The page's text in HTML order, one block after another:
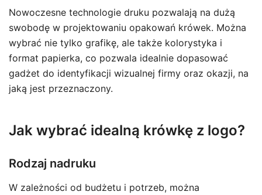
Nowoczesne technologie druku pozwalają na dużą
swobodę w projektowaniu opakowań krówek. Można
wybrać nie tylko grafikę, ale także kolorystyka i
format papierka, co pozwala idealnie dopasować
gadżet do identyfikacji wizualnej firmy oraz okazji, na
jaką jest przeznaczony.
Jak wybrać idealną krówkę z logo?
Rodzaj nadruku
W zależności od budżetu i potrzeb, można